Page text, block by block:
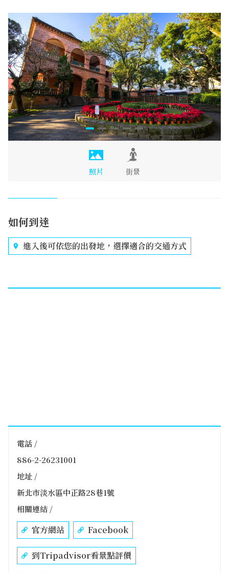
照片 街景
如何到達
進入後可依您的出發地，選擇適合的交通方式
電話 /
886-2-26231001
地址 /
新北市淡水區中正路28巷1號
相關連結 /
官方網站 Facebook
到Tripadvisor看景點評價